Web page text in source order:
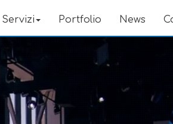
Servizi Portfolio News